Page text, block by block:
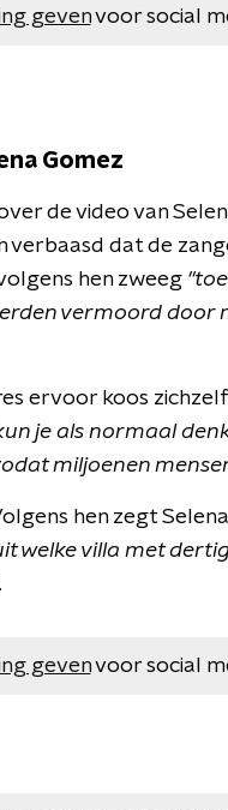
gevenvoor social
Gomez
de video van
dat de
hen zweeg
vermoord door
ervoor koos
je als normaal
miljoenen
hen zegt
welke villa met
gevenvoor social